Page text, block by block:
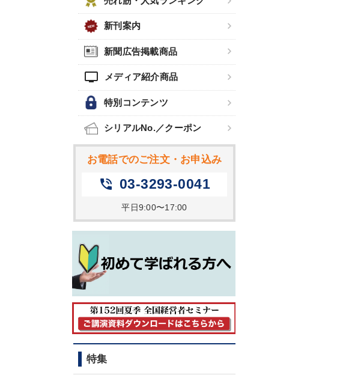
新刊案内
新聞広告掲載商品
tv メディア紹介商品
特別コンテンツ
シリアルNo.／クーポン
お電話でのご注文・お申込み
phone_in_talk 03-3293-0041
平日9:00〜17:00
特集